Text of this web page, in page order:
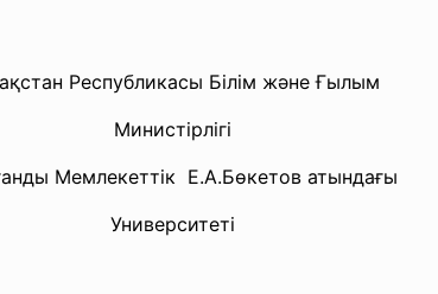
Республикасы Білім және Ғылым
Министірлігі
Мемлекеттік Е.А.Бөкетов атындағы
Университеті